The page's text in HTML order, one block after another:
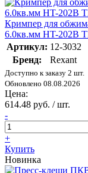
Кримпер для
6.0кв.мм HT-202B
Артикул: 12-3032
Бренд:
Rexant
Доступно к заказу 2 шт.
Обновлено 08.08.2026
Цена:
614.48 руб. / шт.
-
+
Купить
Новинка